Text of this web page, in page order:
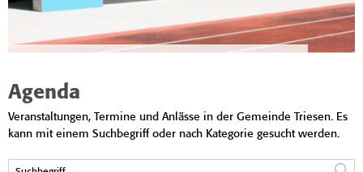
Agenda
Veranstaltungen, Termine und Anlässe in der Gemeinde Triesen. Es
kann mit einem Suchbegriff oder nach Kategorie gesucht werden.